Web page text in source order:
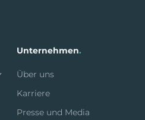
Unternehmen.
Über uns
Karriere
Presse und Media